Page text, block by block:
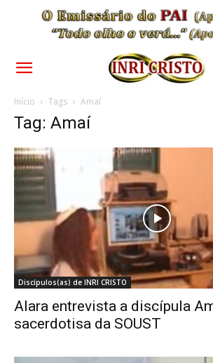
Início Tags Amaí
Tag: Amaí
Discípulos(as) de INRI CRISTO
Alara entrevista a discípula
sacerdotisa da SOUST